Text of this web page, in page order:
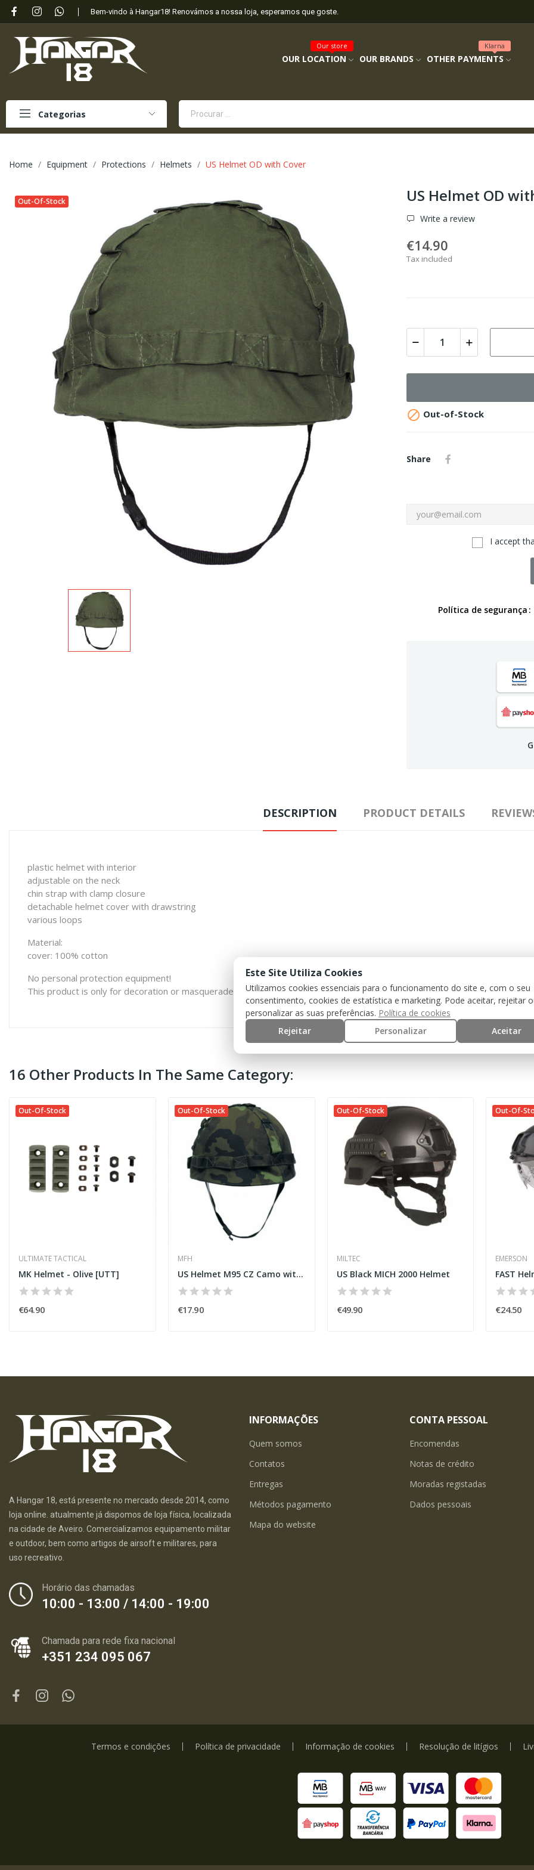
Bem-vindo à Hangar18! Renovámos a nossa loja, esperamos que goste.
OUR LOCATION
Our store
OUR BRANDS OTHER PAYMENTS
Klarna
Categorias
Home Equipment Protections Helmets US Helmet OD with Cover
Out-Of-Stock US Helmet OD
Write a review
€14.90
Tax included
 Out-of-Stock
Share
I accept
Política de segurança
DESCRIPTION PRODUCT DETAILS
plastic helmet with interior
adjustable on the neck
chin strap with clamp closure
detachable helmet cover with drawstring
various loops
Material:
cover: 100% cotton
No personal protection equipment!
This product is only for decoration or masquerade.
16 Other Products In The Same Category:
Out-Of-Stock
ULTIMATE TACTICAL
MK Helmet - Olive [UTT]
€64.90
Out-Of-Stock
MFH
US Helmet M95 CZ Camo with Cover
€17.90
Out-Of-Stock
MILTEC
US Black MICH 2000 Helmet
€49.90
Out-Of-
EMERSON
€24.50
A Hangar 18, está presente no mercado desde 2014, como
loja online. atualmente já dispomos de loja física, localizada
na cidade de Aveiro. Comercializamos equipamento militar
e outdoor, bem como artigos de airsoft e militares, para
uso recreativo.
Horário das chamadas
10:00 - 13:00 / 14:00 - 19:00
Chamada para rede fixa nacional
+351 234 095 067
INFORMAÇÕES
Quem somos
Contatos
Entregas
Métodos pagamento
Mapa do website
CONTA PESSOAL
Encomendas
Notas de crédito
Moradas registadas
Dados pessoais
Termos e condições Política de privacidade Informação de cookies Resolução de litígios
Este Site Utiliza Cookies
Utilizamos cookies essenciais para o funcionamento do site e, com o seu
consentimento, cookies de estatística e marketing. Pode aceitar, rejeitar
personalizar as suas preferências. Política de cookies
Rejeitar
Personalizar Aceitar